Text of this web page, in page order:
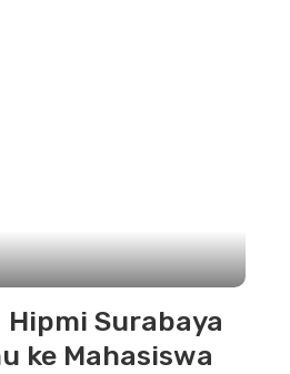
Hipmi Surabaya
ke Mahasiswa